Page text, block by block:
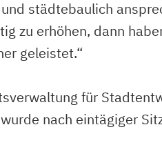
städtebaulich
zu erhöhen, dann
geleistet.“
für
nach eintägiger